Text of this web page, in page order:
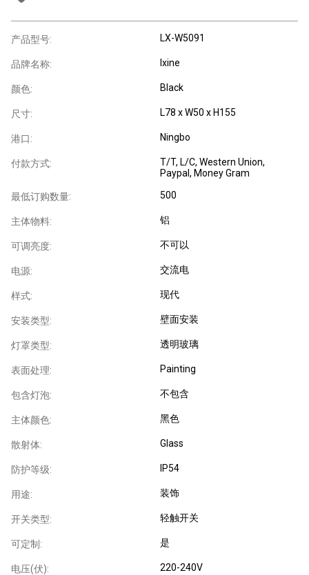
产品型号: LX-W5091
品牌名称: lxine
颜色: Black
尺寸: L78 x W50 x H155
港口: Ningbo
付款方式:
T/T, L/C, Western Union,
Paypal, Money Gram
最低订购数量: 500
主体物料: 铝
可调亮度: 不可以
电源: 交流电
样式: 现代
安装类型: 壁面安装
灯罩类型: 透明玻璃
表面处理: Painting
包含灯泡: 不包含
主体颜色: 黑色
散射体: Glass
防护等级: IP54
用途: 装饰
开关类型: 轻触开关
可定制: 是
电压(伏): 220-240V